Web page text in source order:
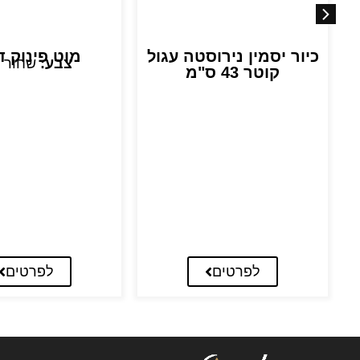
כיור יסמין נירוסטה עגול
קוטר 43 ס"מ
לפרטים
מוט פינוק
צבע:
לפרטים